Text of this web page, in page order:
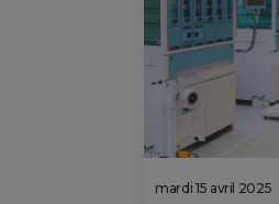
mardi 15 avril 2025